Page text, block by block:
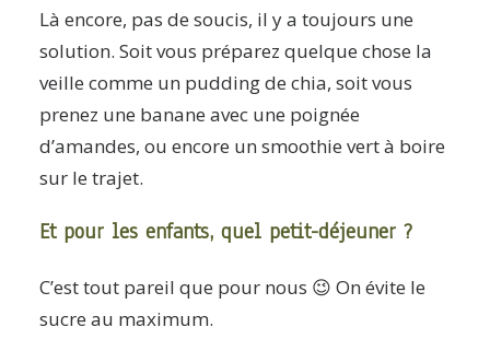
Là encore, pas de soucis, il y a toujours une
solution. Soit vous préparez quelque chose la
veille comme un pudding de chia, soit vous
prenez une banane avec une poignée
d’amandes, ou encore un smoothie vert à boire
sur le trajet.
Et pour les enfants, quel petit-déjeuner ?
C’est tout pareil que pour nous 😉 On évite le
sucre au maximum.